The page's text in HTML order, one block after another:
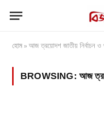
হোম » আজ ত্রয়োদশ জাতীয় নির্বাচন
BROWSING: আজ